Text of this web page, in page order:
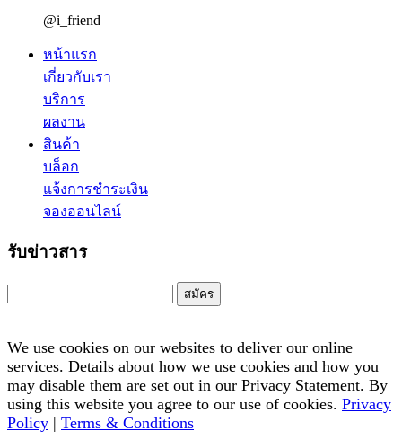
@i_friend
หน้าแรก
เกี่ยวกับเรา
บริการ
ผลงาน
สินค้า
บล็อก
แจ้งการชำระเงิน
จองออนไลน์
รับข่าวสาร
สมัคร
We use cookies on our websites to deliver our online
services. Details about how we use cookies and how you
may disable them are set out in our Privacy Statement. By
using this website you agree to our use of cookies. Privacy
Policy | Terms & Conditions